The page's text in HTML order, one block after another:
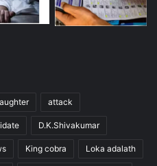
attack
D.K.Shivakumar
King cobra Loka adalath